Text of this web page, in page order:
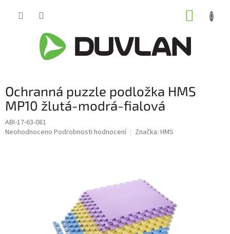
Ochranná puzzle podložka HMS
MP10 žlutá-modrá-fialová
ABI-17-63-081
Průměrné
Neohodnoceno Podrobnosti hodnocení Značka: HMS